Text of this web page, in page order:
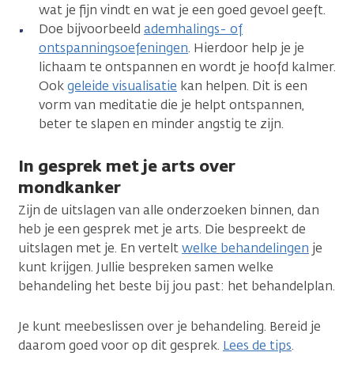
wat je fijn vindt en wat je een goed gevoel geeft.
Doe bijvoorbeeld ademhalings- of
ontspanningsoefeningen. Hierdoor help je je
lichaam te ontspannen en wordt je hoofd kalmer.
Ookgeleide visualisatie kan helpen. Dit is een
vorm van meditatie die je helpt ontspannen,
beter te slapen en minder angstig te zijn.
In gesprek met je arts over
mondkanker
Zijn de uitslagen van alle onderzoeken binnen, dan
heb je een gesprek met je arts. Die bespreekt de
uitslagen met je. En verteltwelke behandelingen je
kunt krijgen. Jullie bespreken samen welke
behandeling het beste bij jou past: het behandelplan.
Je kunt meebeslissen over je behandeling. Bereid je
daarom goed voor op dit gesprek. Lees de tips.